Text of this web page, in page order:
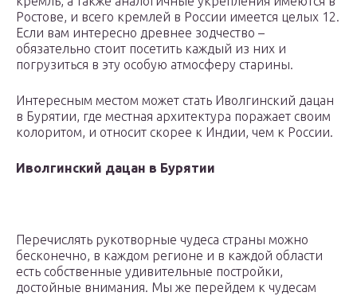
Ростове, и всего кремлей в России имеется целых 12.
Если вам интересно древнее зодчество –
обязательно стоит посетить каждый из них и
погрузиться в эту особую атмосферу старины.
Интересным местом может стать Иволгинский дацан
в Бурятии, где местная архитектура поражает своим
колоритом, и относит скорее к Индии, чем к России.
Иволгинский дацан в Бурятии
Перечислять рукотворные чудеса страны можно
бесконечно, в каждом регионе и в каждой области
есть собственные удивительные постройки,
достойные внимания. Мы же перейдем к чудесам